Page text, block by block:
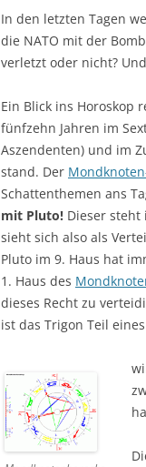
In den letzten Tagen
die NATO mit der
verletzt oder nicht?
Ein Blick ins Horoskop
fünfzehn Jahren im
Aszendenten) und im
stand. Der
Schattenthemen ans
mit Pluto! Dieser steht
sieht sich also als
Pluto im 9. Haus hat
1. Haus des
dieses Recht zu
ist das Trigon Teil